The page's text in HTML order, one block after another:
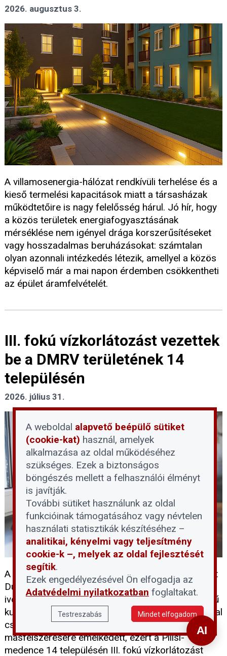
2026. augusztus 3.
A villamosenergia-hálózat rendkívüli terhelése és a
kieső termelési kapacitások miatt a társasházak
működtetőire is nagy felelősség hárul. Jó hír, hogy
a közös területek energiafogyasztásának
mérséklése nem igényel drága korszerűsítéseket
vagy hosszadalmas beruházásokat: számtalan
olyan azonnali intézkedés létezik, amellyel a közös
képviselő már a mai napon érdemben csökkentheti
az épület áramfelvételét.
III. fokú vízkorlátozást vezettek
be a DMRV területének 14
településén
2026. július 31.
A tartós hőség és a történelmi mélypontra süllyedt
Duna-vízállás egyszerre terheli a térség
ivóvízellátását. A DMRV Zrt. szerint a parti szűrésű
kutak víztermelő kapacitása mintegy 30 százalékkal
csökkent, miközben a vízfogyasztás
másfélszeresére emelkedett, ezért a Pilisi-
medence 14 településén III. fokú vízkorlátozást
A weboldal alapvető beépülő sütiket
(cookie-kat) használ, amelyek
alkalmazása az oldal működéséhez
szükséges. Ezek a biztonságos
böngészés mellett a felhasználói élményt
is javítják.
További sütiket használunk az oldal
funkcióinak támogatásához vagy névtelen
használati statisztikák készítéséhez –
analitikai, kényelmi vagy teljesítmény
cookie-k –, melyek az oldal fejlesztését
segítik.
Ezek engedélyezésével Ön elfogadja az
Adatvédelmi nyilatkozatban foglaltakat.
Testreszabás Mindet elfogadom